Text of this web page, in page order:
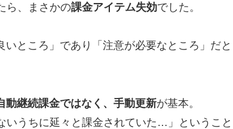
ら、まさかの課金アイテム失効でした。
ところ」であり「注意が必要なところ」だと
動継続課金ではなく、手動更新が基本。
いうちに延々と課金されていた…」ということ